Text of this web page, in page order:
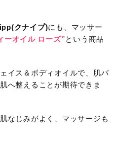
クナイプ)にも、マッサー
ーオイル ローズ”という商品
イス＆ボディオイルで、肌バ
へ整えることが期待できま
なじみがよく、マッサージも